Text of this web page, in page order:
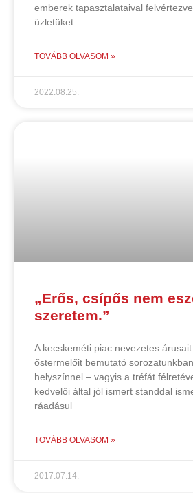
emberek tapasztalataival
üzletüket
TOVÁBB OLVASOM »
2022.08.25.
„Erős, csípős nem
szeretem.”
A kecskeméti piac nevezetes
őstermelőit bemutató
helyszínnel – vagyis a tréfát
kedvelői által jól ismert standdal
ráadásul
TOVÁBB OLVASOM »
2017.07.14.